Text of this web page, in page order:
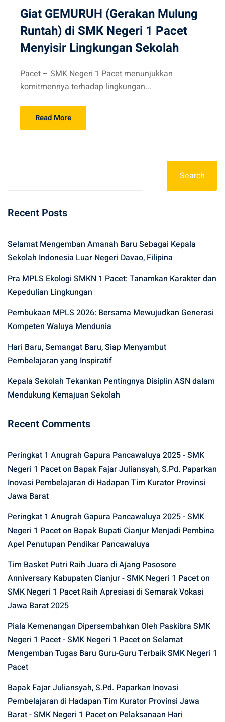
Giat GEMURUH (Gerakan Mulung
Runtah) di SMK Negeri 1 Pacet
Menyisir Lingkungan Sekolah
Pacet – SMK Negeri 1 Pacet menunjukkan
komitmennya terhadap lingkungan...
Read More
Search
Recent Posts
Selamat Mengemban Amanah Baru Sebagai Kepala
Sekolah Indonesia Luar Negeri Davao, Filipina
Pra MPLS Ekologi SMKN 1 Pacet: Tanamkan Karakter dan
Kepedulian Lingkungan
Pembukaan MPLS 2026: Bersama Mewujudkan Generasi
Kompeten Waluya Mendunia
Hari Baru, Semangat Baru, Siap Menyambut
Pembelajaran yang Inspiratif
Kepala Sekolah Tekankan Pentingnya Disiplin ASN dalam
Mendukung Kemajuan Sekolah
Recent Comments
Peringkat 1 Anugrah Gapura Pancawaluya 2025 - SMK
Negeri 1 Paceton Bapak Fajar Juliansyah, S.Pd. Paparkan
Inovasi Pembelajaran di Hadapan Tim Kurator Provinsi
Jawa Barat
Peringkat 1 Anugrah Gapura Pancawaluya 2025 - SMK
Negeri 1 Paceton Bapak Bupati Cianjur Menjadi Pembina
Apel Penutupan Pendikar Pancawaluya
Tim Basket Putri Raih Juara di Ajang Pasosore
Anniversary Kabupaten Cianjur - SMK Negeri 1 Paceton
SMK Negeri 1 Pacet Raih Apresiasi di Semarak Vokasi
Jawa Barat 2025
Piala Kemenangan Dipersembahkan Oleh Paskibra SMK
Negeri 1 Pacet - SMK Negeri 1 Paceton Selamat
Mengemban Tugas Baru Guru-Guru Terbaik SMK Negeri 1
Pacet
Bapak Fajar Juliansyah, S.Pd. Paparkan Inovasi
Pembelajaran di Hadapan Tim Kurator Provinsi Jawa
Barat - SMK Negeri 1 Paceton Pelaksanaan Hari